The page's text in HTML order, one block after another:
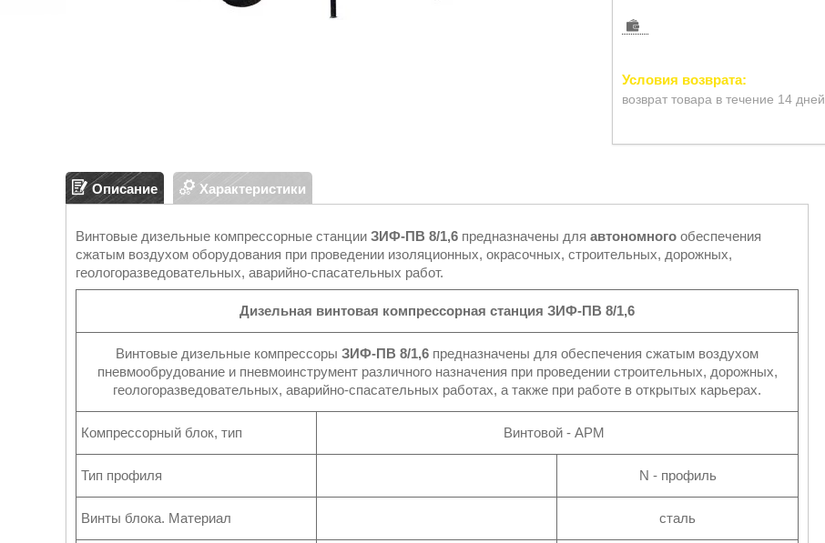
возврат товара в течение 14 дней
Описание Характеристики
Винтовые дизельные компрессорные станции ЗИФ-ПВ 8/1,6 предназначены для автономного обеспечения
сжатым воздухом оборудования при проведении изоляционных, окрасочных, строительных, дорожных,
геологоразведовательных, аварийно-спасательных работ.
Дизельная винтовая компрессорная станция ЗИФ-ПВ 8/1,6
Винтовые дизельные компрессоры ЗИФ-ПВ 8/1,6 предназначены для обеспечения сжатым воздухом
пневмообрудование и пневмоинструмент различного назначения при проведении строительных, дорожных,
геологоразведовательных, аварийно-спасательных работах, а также при работе в открытых карьерах.
Компрессорный блок, тип Винтовой - АРМ
Тип профиля N - профиль
Винты блока. Материал сталь